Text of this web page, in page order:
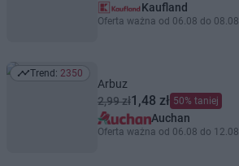
Kaufland
Oferta ważna od 06.08 do 08.08
Trend: 2350
Trend: 2350
Arbuz
2,99 zł1,48 zł 50% taniej
Auchan
Oferta ważna od 06.08 do 12.08